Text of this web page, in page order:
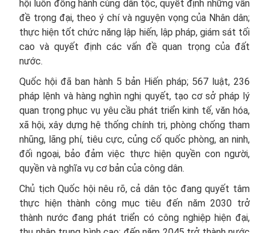
hội luôn đồng hành cùng dân tộc, quyết định những vấn
đề trọng đại, theo ý chí và nguyện vọng của Nhân dân;
thực hiện tốt chức năng lập hiến, lập pháp, giám sát tối
cao và quyết định các vấn đề quan trọng của đất
nước.
Quốc hội đã ban hành 5 bản Hiến pháp; 567 luật, 236
pháp lệnh và hàng nghìn nghị quyết, tạo cơ sở pháp lý
quan trọng phục vụ yêu cầu phát triển kinh tế, văn hóa,
xã hội, xây dựng hệ thống chính trị, phòng chống tham
nhũng, lãng phí, tiêu cực, củng cố quốc phòng, an ninh,
đối ngoại, bảo đảm việc thực hiện quyền con người,
quyền và nghĩa vụ cơ bản của công dân.
Chủ tịch Quốc hội nêu rõ, cả dân tộc đang quyết tâm
thực hiện thành công mục tiêu đến năm 2030 trở
thành nước đang phát triển có công nghiệp hiện đại,